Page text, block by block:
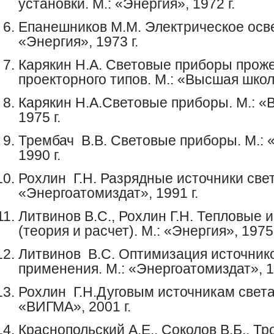
установки. М.: «Энергия», 1972 г.
Епанешников М.М. Электрическое
«Энергия», 1973 г.
Карякин Н.А. Световые приборы
проекторного типов. М.: «Высшая
Карякин Н.А.Световые приборы. М.:
1975 г.
Трембач В.В. Световые приборы. М.:
1990 г.
Рохлин Г.Н. Разрядные источники
«Энергоатомиздат», 1991 г.
Литвинов В.С., Рохлин Г.Н. Тепловые
(теория и расчет). М.: «Энергия», 1975
Литвинов В.С. Оптимизация
применения. М.: «Энергоатомиздат»,
Рохлин Г.Н.Дуговым источникам
«ВИГМА», 2001 г.
Краснопольский А.Е., Соколов В.Б.,